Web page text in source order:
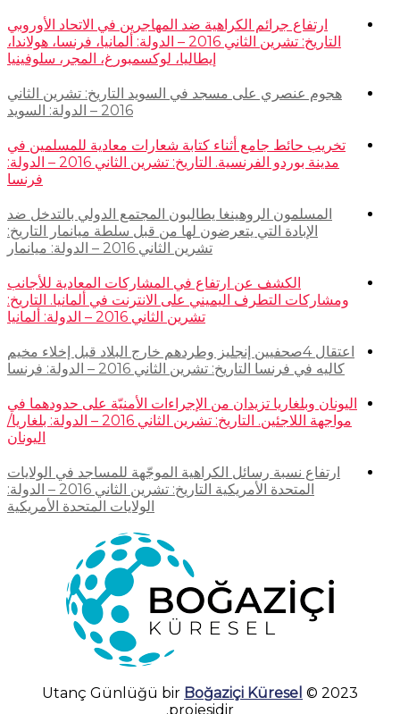
ارتفاع جرائم الكراهية ضد المهاجرين في الاتحاد الأوروبي
التاريخ: تشرين الثاني 2016 – الدولة: ألمانيا، فرنسا، هولاندا،
إيطاليا، لوكسمبورغ، المجر، سلوفينيا
هجوم عنصري على مسجد في السويد التاريخ: تشرين الثاني
2016 – الدولة: السويد
تخريب حائط جامع أثناء كتابة شعارات معادية للمسلمين في
مدينة بوردو الفرنسية. التاريخ: تشرين الثاني 2016 – الدولة:
فرنسا
المسلمون الروهينغا يطالبون المجتمع الدولي بالتدخل ضد
الإبادة التي يتعرضون لها من قبل سلطة ميانمار التاريخ:
تشرين الثاني 2016 – الدولة: ميانمار
الكشف عن ارتفاع في المشاركات المعادية للأجانب
ومشاركات التطرف اليميني على الانترنت في ألمانيا. التاريخ:
تشرين الثاني 2016 – الدولة: ألمانيا
اعتقال 4صحفيين إنجليز وطردهم خارج البلاد قبل إخلاء مخيم
كاليه في فرنسا التاريخ: تشرين الثاني 2016 – الدولة: فرنسا
اليونان وبلغاريا تزيدان من الإجراءات الأمنيّة على حدودهما في
مواجهة اللاجئين. التاريخ: تشرين الثاني 2016 – الدولة: بلغاريا/
اليونان
ارتفاع نسبة رسائل الكراهية الموجّهة للمساجد في الولايات
المتحدة الأمريكية التاريخ: تشرين الثاني 2016 – الدولة:
الولايات المتحدة الأمريكية
2023 © Utanç Günlüğü bir
Boğaziçi Küresel
projesidir.